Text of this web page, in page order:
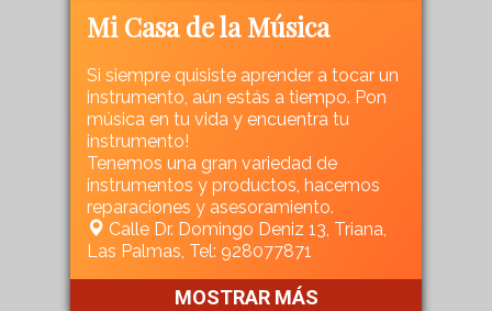
Mi Casa de la Música
Si siempre quisiste aprender a tocar un
instrumento, aún estás a tiempo. Pon
música en tu vida y encuentra tu
instrumento!
Tenemos una gran variedad de
instrumentos y productos, hacemos
reparaciones y asesoramiento.
Calle Dr. Domingo Deniz 13, Triana,
Las Palmas, Tel: 928077871
MOSTRAR MÁS